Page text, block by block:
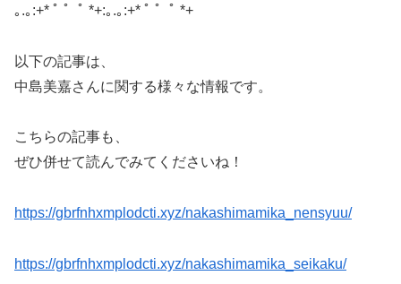
｡.｡:+* ﾟ ゜ﾟ *+:｡.｡:+* ﾟ ゜ﾟ *+
以下の記事は、
中島美嘉さんに関する様々な情報です。
こちらの記事も、
ぜひ併せて読んでみてくださいね！
https://gbrfnhxmplodcti.xyz/nakashimamika_nensyuu/
https://gbrfnhxmplodcti.xyz/nakashimamika_seikaku/